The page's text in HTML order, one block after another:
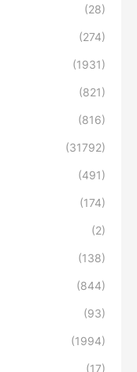
(28)
(274)
(1931)
(821)
(816)
(31792)
(491)
(174)
(2)
(138)
(844)
(93)
(1994)
(17)